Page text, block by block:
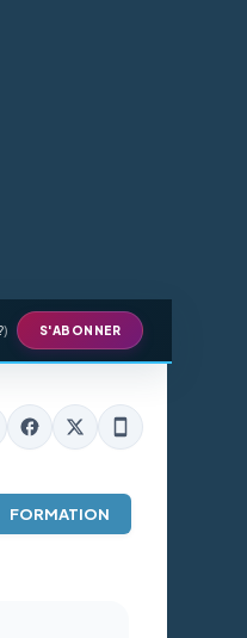
) S'ABONNER
FORMATION